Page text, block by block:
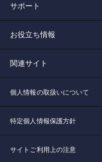
サポート
お役立ち情報
関連サイト
個人情報の取扱いについて
特定個人情報保護方針
サイトご利用上の注意